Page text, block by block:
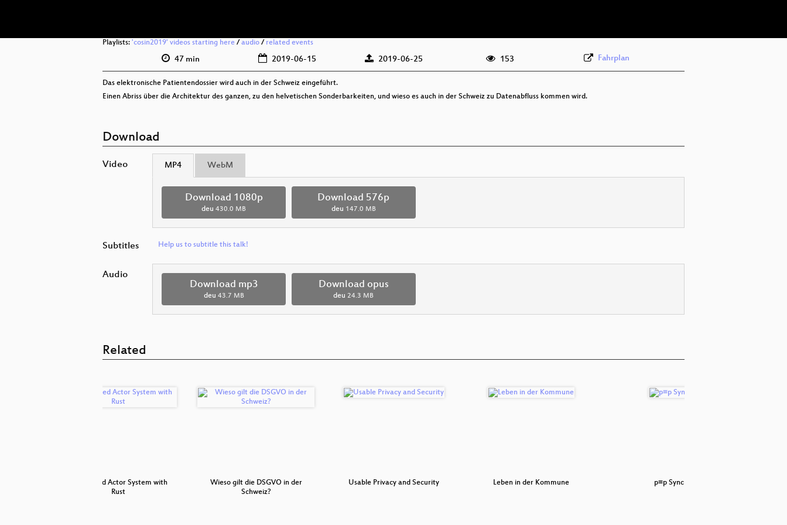
Playlists: 'cosin2019' videos starting here / audio / related events
47 min 2019-06-15 2019-06-25 153 Fahrplan
Das elektronische Patientendossier wird auch in der Schweiz eingeführt.
Einen Abriss über die Architektur des ganzen, zu den helvetischen Sonderbarkeiten, und wieso es auch in der Schweiz zu Datenabfluss kommen wird.
Download
Video MP4 WebM
Download 1080p
deu 430.0 MB
Download 576p
deu 147.0 MB
Subtitles Help us to subtitle this talk!
Audio
Download mp3
deu 43.7 MB
Download opus
deu 24.3 MB
Related
Distributed Actor System with
Rust
Wieso gilt die DSGVO in der
Schweiz?
Usable Privacy and Security Leben in der Kommune p≡p Sync